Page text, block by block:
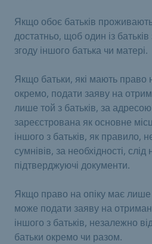
Якщо обоє батьків
достатньо, щоб один із
згоду іншого батька чи матері.
Якщо батьки, які мають право
окремо, подати заяву на
лише той з батьків, за
зареєстрована як основне
іншого з батьків, як правило,
сумнівів, за необхідності,
підтверджуючі документи.
Якщо право на опіку має лише
може подати заяву на
іншого з батьків, незалежно
батьки окремо чи разом.